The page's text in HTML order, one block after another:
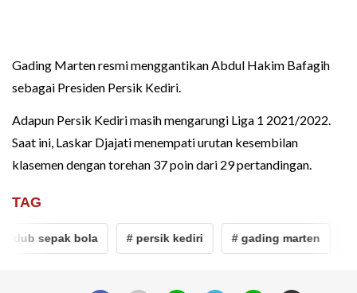
Gading Marten resmi menggantikan Abdul Hakim Bafagih
sebagai Presiden Persik Kediri.
Adapun Persik Kediri masih mengarungi Liga 1 2021/2022.
Saat ini, Laskar Djajati menempati urutan kesembilan
klasemen dengan torehan 37 poin dari 29 pertandingan.
TAG
sepak bola # persik kediri # gading marten